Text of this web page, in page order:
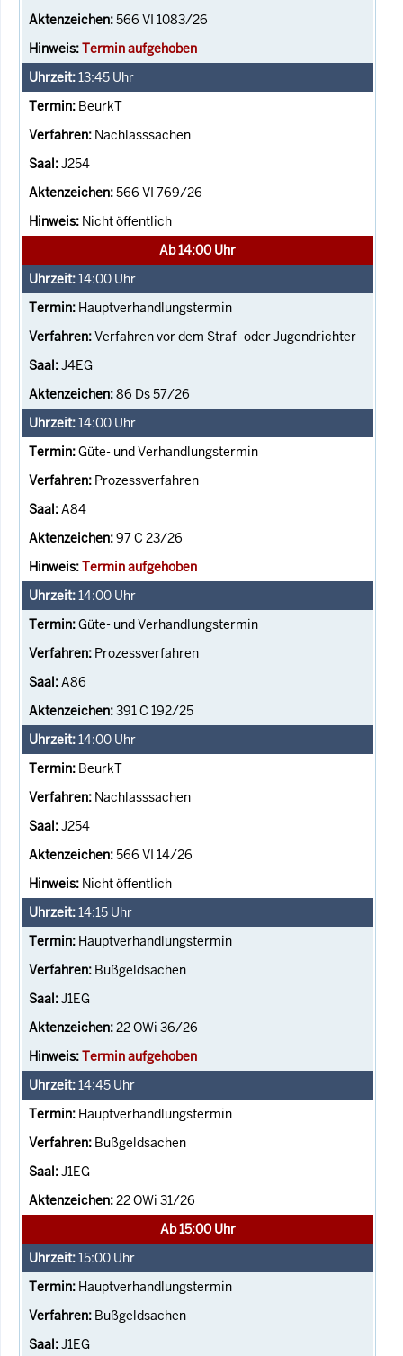
566 VI 1083/26
Termin aufgehoben
13:45 Uhr
BeurkT
Nachlasssachen
J254
566 VI 769/26
Nicht öffentlich
Ab 14:00 Uhr
14:00 Uhr
Hauptverhandlungstermin
Verfahren vor dem Straf- oder Jugendrichter
J4EG
86 Ds 57/26
14:00 Uhr
Güte- und Verhandlungstermin
Prozessverfahren
A84
97 C 23/26
Termin aufgehoben
14:00 Uhr
Güte- und Verhandlungstermin
Prozessverfahren
A86
391 C 192/25
14:00 Uhr
BeurkT
Nachlasssachen
J254
566 VI 14/26
Nicht öffentlich
14:15 Uhr
Hauptverhandlungstermin
Bußgeldsachen
J1EG
22 OWi 36/26
Termin aufgehoben
14:45 Uhr
Hauptverhandlungstermin
Bußgeldsachen
J1EG
22 OWi 31/26
Ab 15:00 Uhr
15:00 Uhr
Hauptverhandlungstermin
Bußgeldsachen
J1EG